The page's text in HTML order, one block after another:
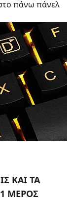
πάνω πάνελ
ΚΑΙ ΤΑ
ΜΕΡΟΣ